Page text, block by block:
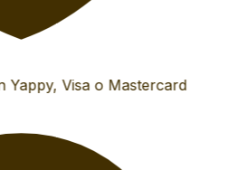
Yappy, Visa o Mastercard